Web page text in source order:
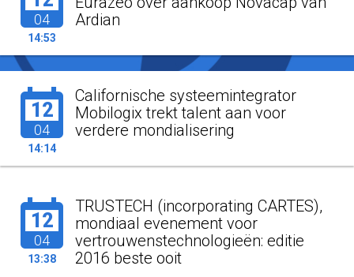
04
14:53
Ardian
12
04
14:14
Californische systeemintegrator
Mobilogix trekt talent aan voor
verdere mondialisering
12
04
13:38
TRUSTECH (incorporating CARTES),
mondiaal evenement voor
vertrouwenstechnologieën: editie
2016 beste ooit